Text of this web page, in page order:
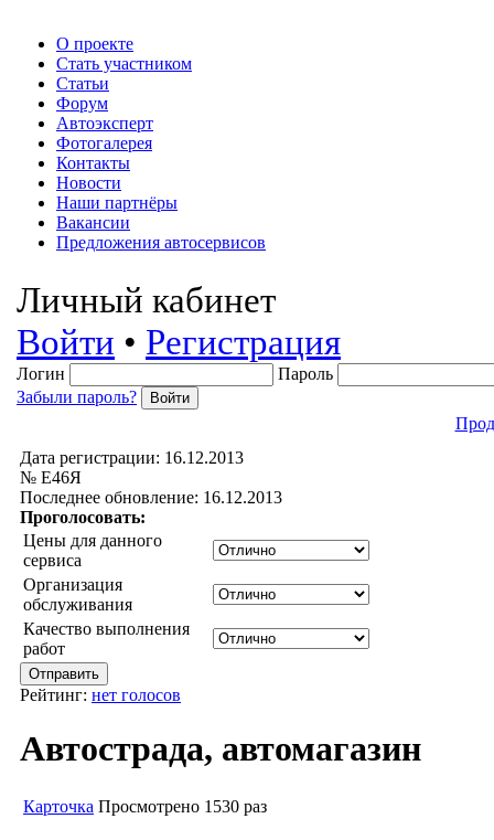
О проекте
Стать участником
Статьи
Форум
Автоэксперт
Фотогалерея
Контакты
Новости
Наши партнёры
Вакансии
Предложения автосервисов
Личный кабинет
Войти • Регистрация
Логин
Пароль
Забыли пароль?
Дата регистрации: 16.12.2013
№ Е46Я
Последнее обновление: 16.12.2013
Проголосовать:
Цены для данного
сервиса
Организация
обслуживания
Качество выполнения
работ
Рейтинг: нет голосов
Автострада, автомагазин
Карточка Просмотрено 1530 раз